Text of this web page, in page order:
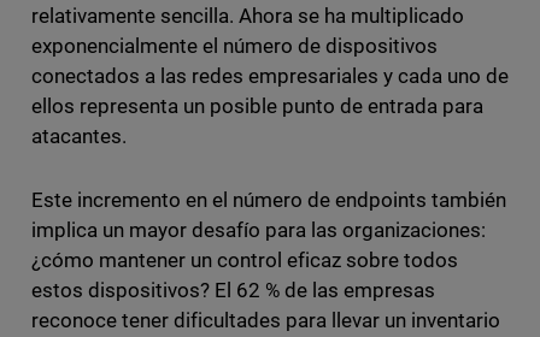
relativamente sencilla. Ahora se ha multiplicado
exponencialmente el número de dispositivos
conectados a las redes empresariales y cada uno de
ellos representa un posible punto de entrada para
atacantes.
Este incremento en el número de endpoints también
implica un mayor desafío para las organizaciones:
¿cómo mantener un control eficaz sobre todos
estos dispositivos? El 62 % de las empresas
reconoce tener dificultades para llevar un inventario